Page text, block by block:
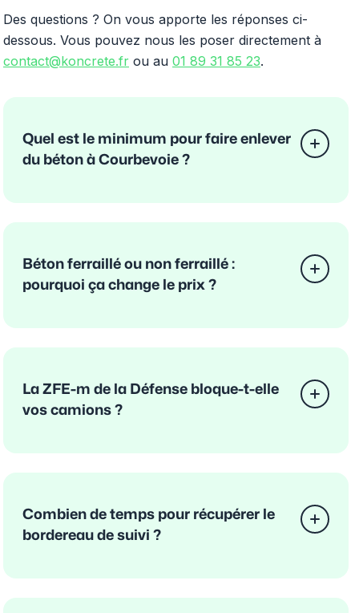
Des questions ? On vous apporte les réponses ci-
dessous. Vous pouvez nous les poser directement à
contact@koncrete.fr ou au 01 89 31 85 23.
Quel est le minimum pour faire enlever
du béton à Courbevoie ?
Béton ferraillé ou non ferraillé :
pourquoi ça change le prix ?
La ZFE-m de la Défense bloque-t-elle
vos camions ?
Combien de temps pour récupérer le
bordereau de suivi ?